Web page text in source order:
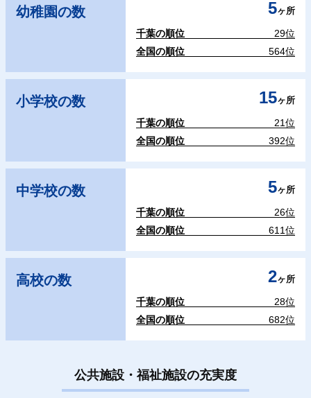
幼稚園の数 5ヶ所
千葉の順位
29位
全国の順位
564位
小学校の数 15ヶ所
千葉の順位
21位
全国の順位
392位
中学校の数 5ヶ所
千葉の順位
26位
全国の順位
611位
高校の数 2ヶ所
千葉の順位
28位
全国の順位
682位
公共施設・福祉施設の充実度